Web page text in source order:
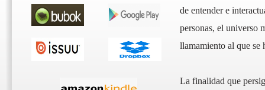
de entender e
personas, el universo
llamamiento al que se
La finalidad que